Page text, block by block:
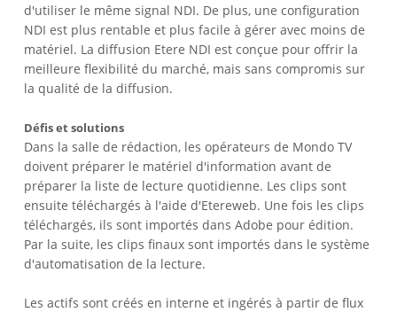
d'utiliser le même signal NDI. De plus, une configuration
NDI est plus rentable et plus facile à gérer avec moins de
matériel. La diffusion Etere NDI est conçue pour offrir la
meilleure flexibilité du marché, mais sans compromis sur
la qualité de la diffusion.
Défis et solutions
Dans la salle de rédaction, les opérateurs de Mondo TV
doivent préparer le matériel d'information avant de
préparer la liste de lecture quotidienne. Les clips sont
ensuite téléchargés à l'aide d'Etereweb. Une fois les clips
téléchargés, ils sont importés dans Adobe pour édition.
Par la suite, les clips finaux sont importés dans le système
d'automatisation de la lecture.
Les actifs sont créés en interne et ingérés à partir de flux